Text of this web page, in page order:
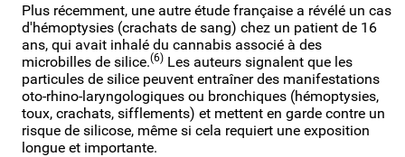
Plus récemment, une autre étude française a révélé un cas
d'hémoptysies (crachats de sang) chez un patient de 16
ans, qui avait inhalé du cannabis associé à des
microbilles de silice.(6) Les auteurs signalent que les
particules de silice peuvent entraîner des manifestations
oto-rhino-laryngologiques ou bronchiques (hémoptysies,
toux, crachats, sifflements) et mettent en garde contre un
risque de silicose, même si cela requiert une exposition
longue et importante.